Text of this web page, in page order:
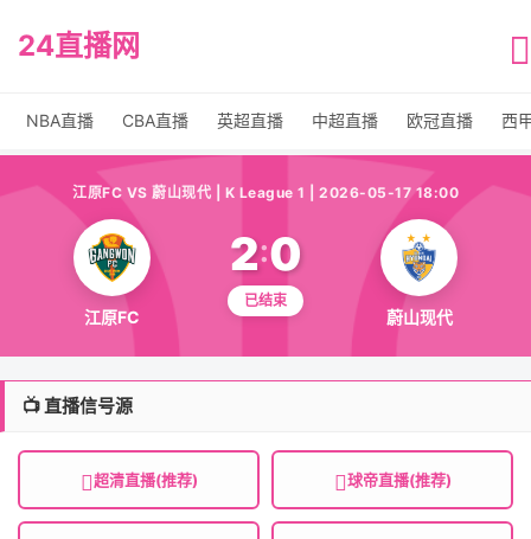
24直播网
NBA直播 CBA直播 英超直播 中超直播 欧冠直播 西
江原FC VS 蔚山现代 | K League 1 | 2026-05-17 18:00
江原FC
2:0
已结束
蔚山现代
📺 直播信号源
超清直播(推荐) 球帝直播(推荐)